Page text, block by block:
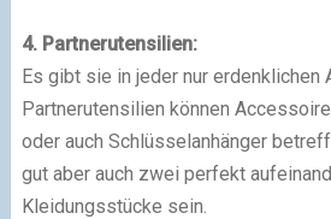
4. Partnerutensilien:
Es gibt sie in jeder nur erdenklichen
Partnerutensilien können
oder auch Schlüsselanhänger
gut aber auch zwei perfekt
Kleidungsstücke sein.